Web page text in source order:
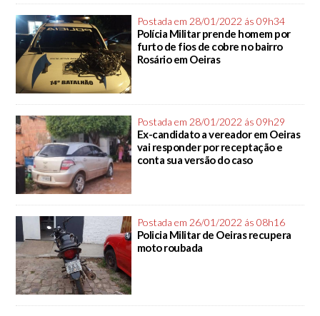
Postada em 28/01/2022 ás 09h34
Polícia Militar prende homem por
furto de fios de cobre no bairro
Rosário em Oeiras
Postada em 28/01/2022 ás 09h29
Ex-candidato a vereador em Oeiras
vai responder por receptação e
conta sua versão do caso
Postada em 26/01/2022 ás 08h16
Policia Militar de Oeiras recupera
moto roubada